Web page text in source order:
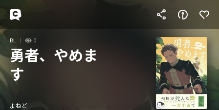
BL 0
勇者、やめま
す
よねど